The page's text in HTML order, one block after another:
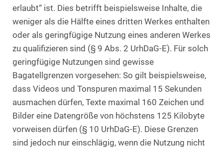
erlaubt“ ist. Dies betrifft beispielsweise Inhalte, die
weniger als die Hälfte eines dritten Werkes enthalten
oder als geringfügige Nutzung eines anderen Werkes
zu qualifizieren sind (§ 9 Abs. 2 UrhDaG-E). Für solch
geringfügige Nutzungen sind gewisse
Bagatellgrenzen vorgesehen: So gilt beispielsweise,
dass Videos und Tonspuren maximal 15 Sekunden
ausmachen dürfen, Texte maximal 160 Zeichen und
Bilder eine Datengröße von höchstens 125 Kilobyte
vorweisen dürfen (§ 10 UrhDaG-E). Diese Grenzen
sind jedoch nur einschlägig, wenn die Nutzung nicht